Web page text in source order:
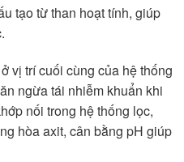
tạo từ than hoạt tính, giúp
vị trí cuối cùng của hệ thống
ngừa tái nhiễm khuẩn khi
nối trong hệ thống lọc,
hòa axit, cân bằng pH giúp